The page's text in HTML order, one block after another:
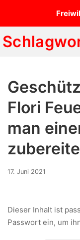
Flori
man
17. Juni 2021
Dieser Inhalt ist
Passwort ein, um